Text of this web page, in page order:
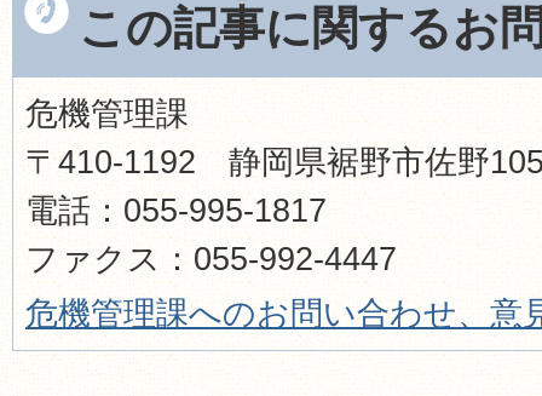
この記事に関するお
危機管理課
〒410-1192 静岡県裾野市佐野
電話：055-995-1817
ファクス：055-992-4447
危機管理課へのお問い合わせ、意